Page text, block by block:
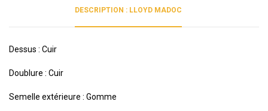
DESCRIPTION : LLOYD MADOC
Dessus : Cuir
Doublure : Cuir
Semelle extérieure : Gomme